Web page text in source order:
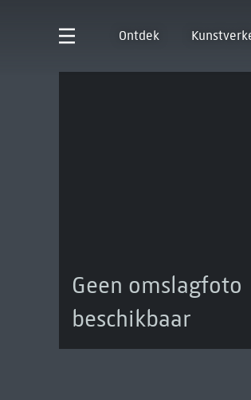
Ontdek
Geen omslagfoto
beschikbaar